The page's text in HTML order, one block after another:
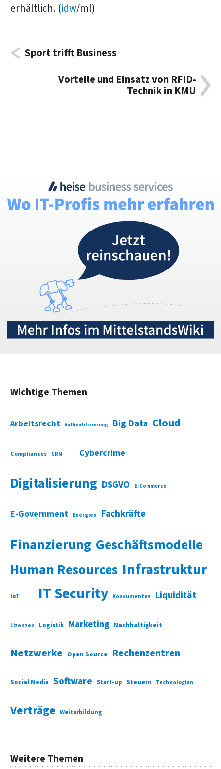
erhältlich. (idw/ml)
Sport trifft Business
Vorteile und Einsatz von RFID-
Technik in KMU
Wichtige Themen
Arbeitsrecht Authentifizierung Big Data Cloud
Compliances CRM Cybercrime
Digitalisierung DSGVO E-Commerce
E-Government Energien Fachkräfte
Finanzierung Geschäftsmodelle
Human Resources Infrastruktur
IoT IT Security Konsumenten Liquidität
Lizenzen Logistik Marketing Nachhaltigkeit
Netzwerke Open Source Rechenzentren
Social Media Software Start-up Steuern Technologien
Verträge Weiterbildung
Weitere Themen